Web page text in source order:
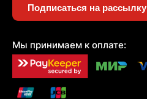
Подписаться на рассылку
Мы принимаем к оплате: